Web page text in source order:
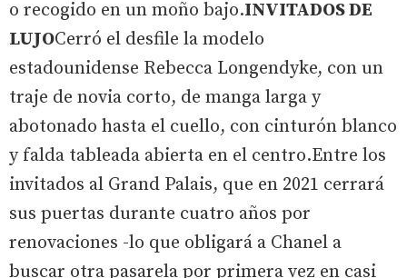
o recogido en un moño bajo.INVITADOS DE
LUJOCerró el desfile la modelo
estadounidense Rebecca Longendyke, con un
traje de novia corto, de manga larga y
abotonado hasta el cuello, con cinturón blanco
y falda tableada abierta en el centro.Entre los
invitados al Grand Palais, que en 2021 cerrará
sus puertas durante cuatro años por
renovaciones -lo que obligará a Chanel a
buscar otra pasarela por primera vez en casi